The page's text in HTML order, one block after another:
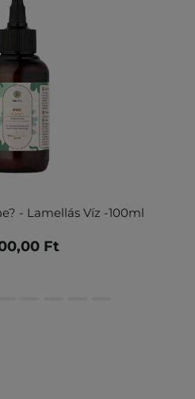
- Lamellás Víz -100ml
Ft